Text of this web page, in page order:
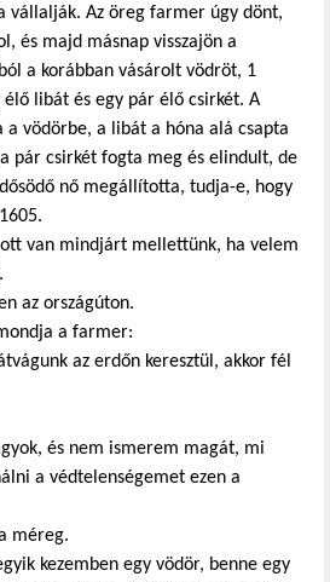
vállalják. Az öreg farmer úgy dönt,
és majd másnap visszajön a
a korábban vásárolt vödröt, 1
libát és egy pár élő csirkét. A
a vödörbe, a libát a hóna alá csapta
pár csirkét fogta meg és elindult, de
nő megállította, tudja-e, hogy
van mindjárt mellettünk, ha velem
az országúton.
a farmer:
az erdőn keresztül, akkor fél
és nem ismerem magát, mi
a védtelenségemet ezen a
méreg.
kezemben egy vödör, benne egy